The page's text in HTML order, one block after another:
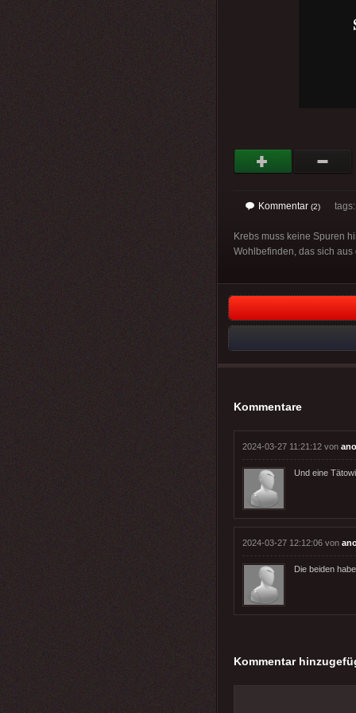
Kommentar (2)
Krebs muss keine Spuren
Wohlbefinden, das sich
Kommentare
2024-03-27 11:21:12 von
Und eine
2024-03-27 12:12:06 von
Die beiden
Kommentar